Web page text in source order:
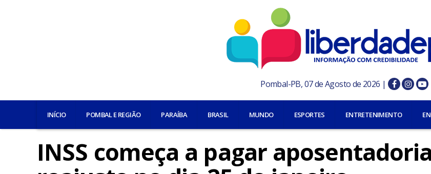
Pombal-PB, 07 de Agosto de 2026 |
INÍCIO POMBAL E REGIÃO PARAÍBA BRASIL MUNDO ESPORTES ENTRETENIMENTO
INSS começa a pagar